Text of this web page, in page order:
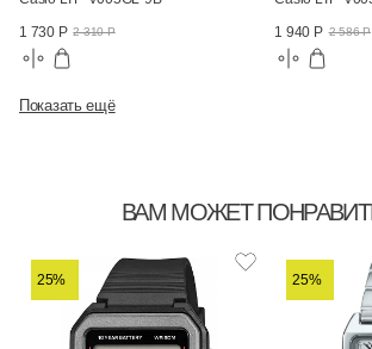
1 730 Р 2 310 Р
1 940 Р 2 586 Р
Показать ещё
ВАМ МОЖЕТ
25% 25%